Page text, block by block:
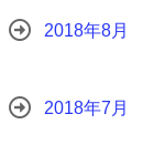
2018年8月
2018年7月